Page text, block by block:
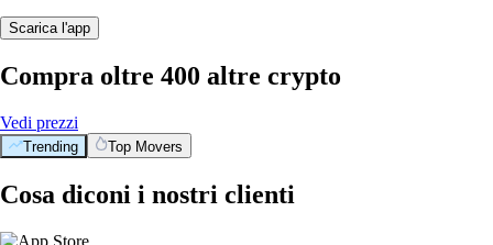
Scarica l'app
Compra oltre 400 altre crypto
Vedi prezzi
Trending Top Movers
Cosa diconi i nostri clienti